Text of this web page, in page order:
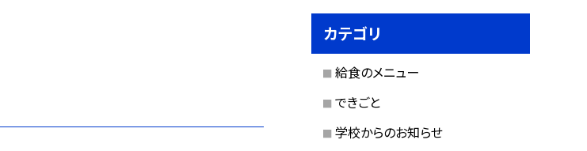
カテゴリ
給食のメニュー
できごと
学校からのお知らせ